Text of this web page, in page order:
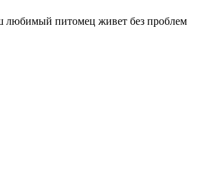
любимый питомец живет без проблем